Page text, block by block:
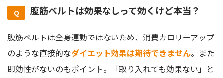
腹筋ベルトは効果なしって効くけど本当？
腹筋ベルトは全身運動ではないため、消費カロリーアップ
のような直接的なダイエット効果は期待できません。 また
即効性がないのもポイント。「取り入れても効果ない」と